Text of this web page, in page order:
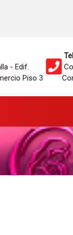
- Edif.
Piso 3